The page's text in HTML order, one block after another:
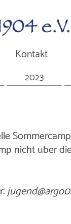
Kontakt
2023
nicht über